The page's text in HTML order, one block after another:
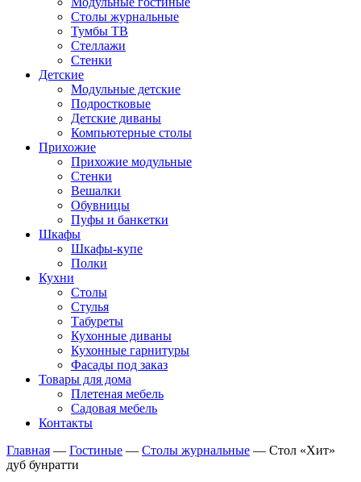
Столы журнальные
Тумбы ТВ
Стеллажи
Стенки
Детские
Модульные детские
Подростковые
Детские диваны
Компьютерные столы
Прихожие
Прихожие модульные
Стенки
Вешалки
Обувницы
Пуфы и банкетки
Шкафы
Шкафы-купе
Полки
Кухни
Столы
Стулья
Табуреты
Кухонные диваны
Кухонные гарнитуры
Фасады под заказ
Товары для дома
Плетеная мебель
Садовая мебель
Контакты
Главная — Гостиные — Столы журнальные — Стол «Хит»
дуб бунратти